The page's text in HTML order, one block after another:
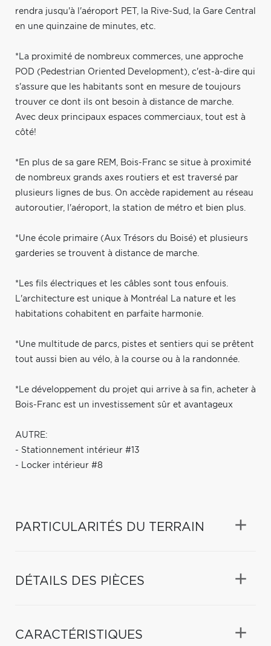
rendra jusqu'à l'aéroport PET, la Rive-Sud, la Gare Central
en une quinzaine de minutes, etc.
*La proximité de nombreux commerces, une approche
POD (Pedestrian Oriented Development), c'est-à-dire qui
s'assure que les habitants sont en mesure de toujours
trouver ce dont ils ont besoin à distance de marche.
Avec deux principaux espaces commerciaux, tout est à
côté!
*En plus de sa gare REM, Bois-Franc se situe à proximité
de nombreux grands axes routiers et est traversé par
plusieurs lignes de bus. On accède rapidement au réseau
autoroutier, l'aéroport, la station de métro et bien plus.
*Une école primaire (Aux Trésors du Boisé) et plusieurs
garderies se trouvent à distance de marche.
*Les fils électriques et les câbles sont tous enfouis.
L'architecture est unique à Montréal La nature et les
habitations cohabitent en parfaite harmonie.
*Une multitude de parcs, pistes et sentiers qui se prêtent
tout aussi bien au vélo, à la course ou à la randonnée.
*Le développement du projet qui arrive à sa fin, acheter à
Bois-Franc est un investissement sûr et avantageux
AUTRE:
- Stationnement intérieur #13
- Locker intérieur #8
PARTICULARITÉS DU TERRAIN
DÉTAILS DES PIÈCES
CARACTÉRISTIQUES